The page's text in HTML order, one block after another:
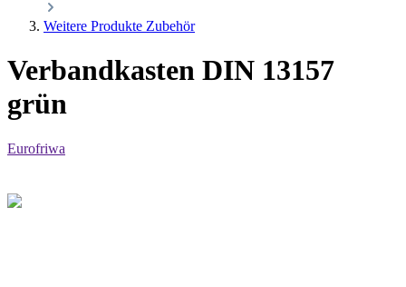
Weitere Produkte Zubehör
Verbandkasten DIN 13157
grün
Eurofriwa